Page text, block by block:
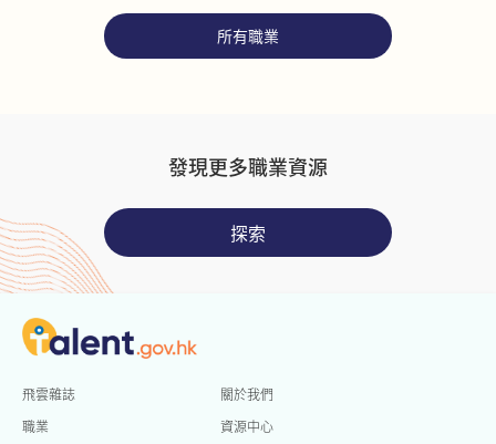
以提供營養護理，以及記錄和
保存客戶或患者的進展情況。
所有職業
發現更多職業資源
探索
飛雲雜誌
職業
關於我們
資源中心